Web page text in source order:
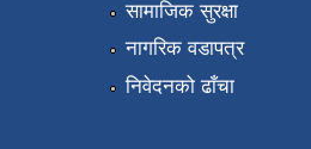
सामाजिक सुरक्षा
नागरिक वडापत्र
निवेदनको ढाँचा